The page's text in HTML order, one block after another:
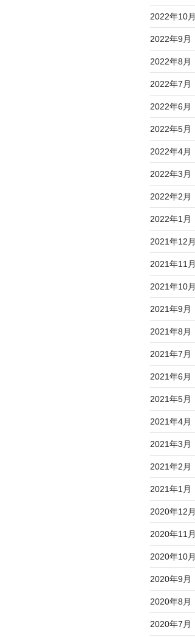
2022年10月
2022年9月
2022年8月
2022年7月
2022年6月
2022年5月
2022年4月
2022年3月
2022年2月
2022年1月
2021年12月
2021年11月
2021年10月
2021年9月
2021年8月
2021年7月
2021年6月
2021年5月
2021年4月
2021年3月
2021年2月
2021年1月
2020年12月
2020年11月
2020年10月
2020年9月
2020年8月
2020年7月